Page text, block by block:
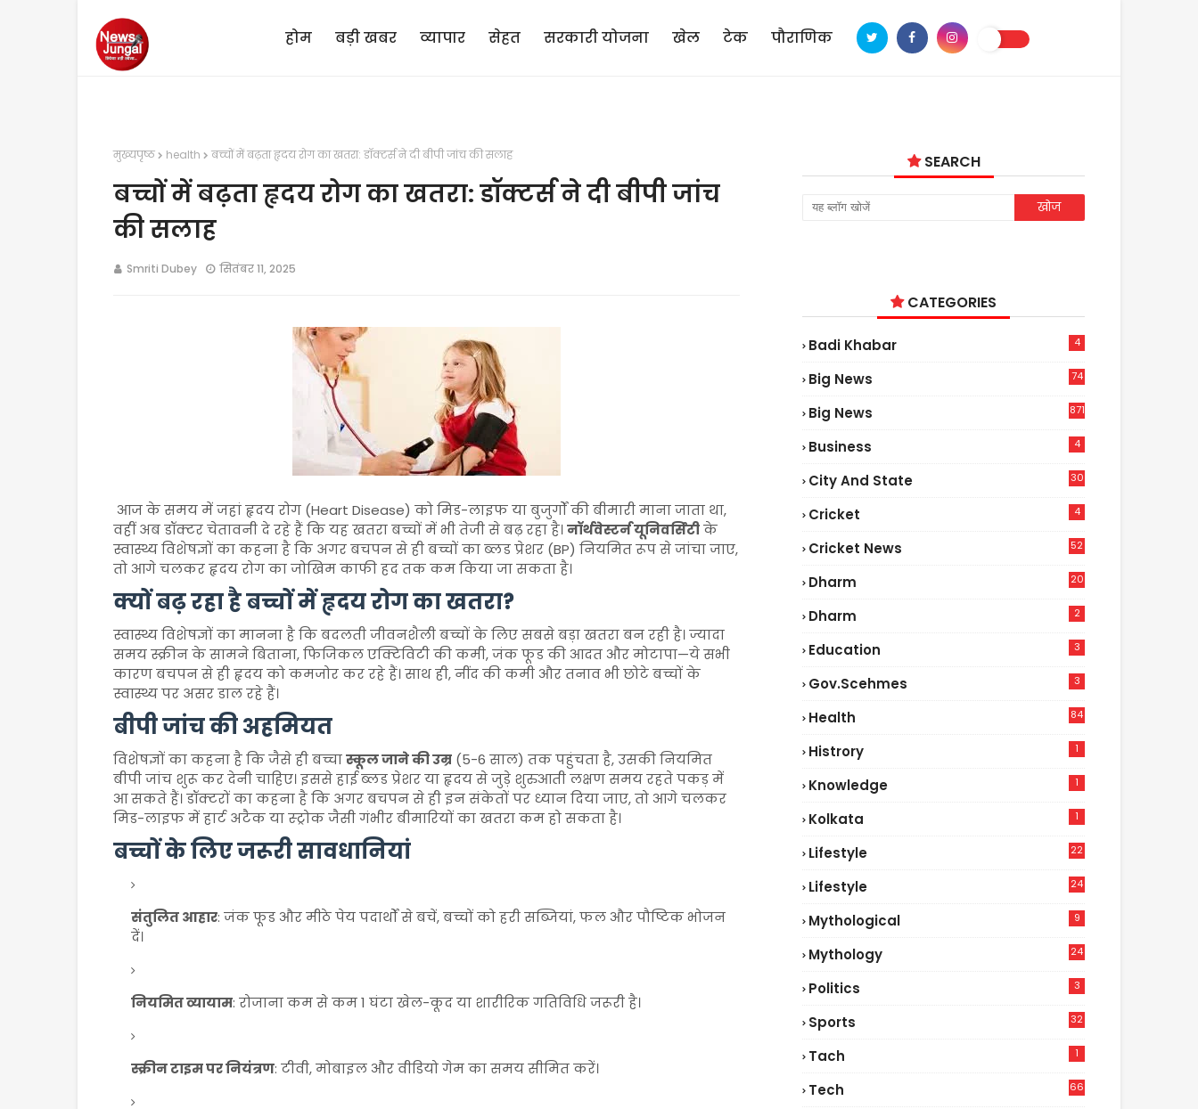
होम बड़ी खबर व्यापार सेहत सरकारी योजना खेल टेक पौराणिक
मुख्यपृष्ठ health बच्चों में बढ़ता हृदय रोग का खतरा: डॉक्टर्स ने दी बीपी जांच की सलाह
बच्चों में बढ़ता हृदय रोग का खतरा: डॉक्टर्स ने दी बीपी जांच
की सलाह
Smriti Dubey सितंबर 11, 2025
आज के समय में जहां हृदय रोग (Heart Disease) को मिड-लाइफ या बुजुर्गों की बीमारी माना जाता था,
वहीं अब डॉक्टर चेतावनी दे रहे हैं कि यह खतरा बच्चों में भी तेजी से बढ़ रहा है।नॉर्थवेस्टर्न यूनिवर्सिटीके
स्वास्थ्य विशेषज्ञों का कहना है कि अगर बचपन से ही बच्चों का ब्लड प्रेशर (BP) नियमित रूप से जांचा जाए,
तो आगे चलकर हृदय रोग का जोखिम काफी हद तक कम किया जा सकता है।
क्यों बढ़ रहा है बच्चों में हृदय रोग का खतरा?
स्वास्थ्य विशेषज्ञों का मानना है कि बदलती जीवनशैली बच्चों के लिए सबसे बड़ा खतरा बन रही है। ज्यादा
समय स्क्रीन के सामने बिताना, फिजिकल एक्टिविटी की कमी, जंक फूड की आदत और मोटापा—ये सभी
कारण बचपन से ही हृदय को कमजोर कर रहे हैं। साथ ही, नींद की कमी और तनाव भी छोटे बच्चों के
स्वास्थ्य पर असर डाल रहे हैं।
बीपी जांच की अहमियत
विशेषज्ञों का कहना है कि जैसे ही बच्चास्कूल जाने की उम्र (5-6 साल) तक पहुंचता है, उसकी नियमित
बीपी जांच शुरू कर देनी चाहिए। इससे हाई ब्लड प्रेशर या हृदय से जुड़े शुरुआती लक्षण समय रहते पकड़ में
आ सकते हैं। डॉक्टरों का कहना है कि अगर बचपन से ही इन संकेतों पर ध्यान दिया जाए, तो आगे चलकर
मिड-लाइफ में हार्ट अटैक या स्ट्रोक जैसी गंभीर बीमारियों का खतरा कम हो सकता है।
बच्चों के लिए जरूरी सावधानियां
संतुलित आहार: जंक फूड और मीठे पेय पदार्थों से बचें, बच्चों को हरी सब्जियां, फल और पौष्टिक भोजन
दें।
नियमित व्यायाम: रोजाना कम से कम 1 घंटा खेल-कूद या शारीरिक गतिविधि जरूरी है।
स्क्रीन टाइम पर नियंत्रण: टीवी, मोबाइल और वीडियो गेम का समय सीमित करें।
SEARCH
CATEGORIES
Badi Khabar 4
Big News
74
Big News 871
Business 4
City And State 30
Cricket 4
Cricket News
52
Dharm 20
Dharm 2
Education 3
Gov.scehmes 3
Health
84
Histrory 1
Knowledge 1
Kolkata 1
Lifestyle
22
Lifestyle
24
Mythological 9
Mythology 24
Politics 3
Sports 32
Tach 1
Tech
66